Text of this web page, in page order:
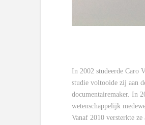
In 2002 studeerde Caro
studie voltooide zij aan
documentairemaker. In
wetenschappelijk
Vanaf 2010 versterkte